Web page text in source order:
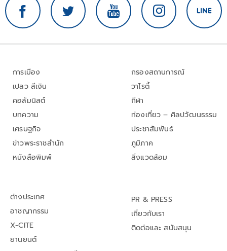
การเมือง
เปลว สีเงิน
คอลัมนิสต์
บทความ
เศรษฐกิจ
ข่าวพระราชสำนัก
หนังสือพิมพ์
กรองสถานการณ์
วาไรตี้
กีฬา
ท่องเที่ยว – ศิลปวัฒนธรรม
ประชาสัมพันธ์
ภูมิภาค
สิ่งแวดล้อม
ต่างประเทศ
อาชญากรรม
X-CITE
ยานยนต์
PR & PRESS
เกี่ยวกับเรา
ติดต่อและ สนับสนุน